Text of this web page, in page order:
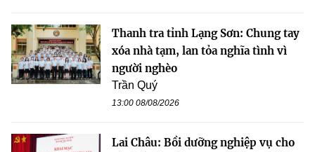
Thanh tra tỉnh Lạng Sơn: Chung tay
xóa nhà tạm, lan tỏa nghĩa tình vì
người nghèo
Trần Quý
13:00 08/08/2026
Lai Châu: Bồi dưỡng nghiệp vụ cho